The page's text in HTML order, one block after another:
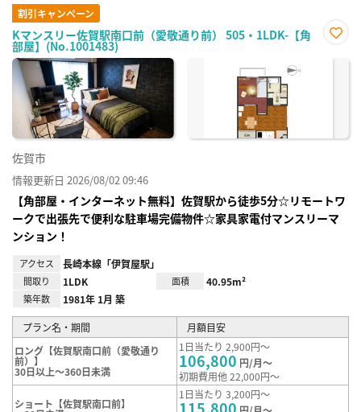
割引キャンペーン
Kマンスリー佐賀駅南口前（愛敬通り前） 505・1LDK-【角
部屋】(No.1001483)
に入
佐賀市
情報更新日 2026/08/02 09:46
【角部屋・インターネット無料】佐賀駅から徒歩5分☆リモートワ
ークで出張先で便利な駐車場完備物件☆家具家電付マンスリーマ
ンション！
アクセス 長崎本線「伊賀屋駅」
間取り 1LDK 面積 40.95m²
築年数 1981年 1月 築
プラン名・期間
月額目安
ロング【佐賀駅南口前（愛敬通り
前）】
30日以上～360日未満
1日当たり 2,900円～
106,800 円/月～
初期費用他 22,000円～
ショート【佐賀駅南口前】
1日当たり 3,200円～
115,800